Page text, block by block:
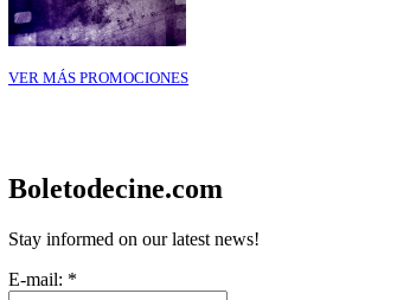
VER MÁS PROMOCIONES
Boletodecine.com
Stay informed on our latest news!
E-mail: *